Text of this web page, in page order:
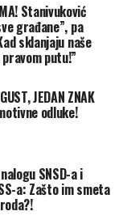
Stanivuković
građane”, pa
sklanjaju naše
putu!”
JEDAN ZNAK
odluke!
SNSD-a i
a: Zašto im smeta